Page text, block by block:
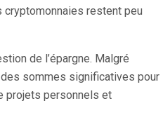
restent peu
de l’épargne. Malgré
sommes significatives pour
projets personnels et